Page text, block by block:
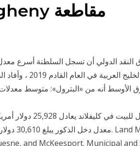
معدل millage allegheny مقاطعة
النقد الدولي أن تسجل السلطنة أسرع
التعاون لدول
and McKeesport. Municipal and